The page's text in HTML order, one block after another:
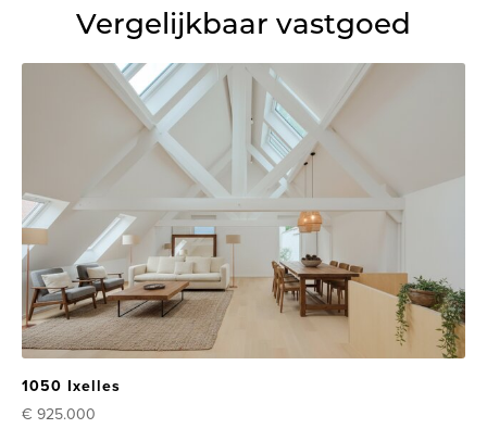
Vergelijkbaar vastgoed
1050 Ixelles
€ 925.000